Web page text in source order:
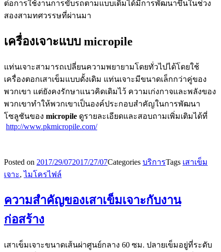
ต่อการใช้งานการขับรถตามแบบเดิมได้มีการพัฒนาขึ้นในช่วง
สองสามทศวรรษที่ผ่านมา
เครื่องเจาะแบบ micropile
แท่นเจาะสามารถเปลี่ยนความพยายามโดยทั่วไปได้โดยใช้
เครื่องตอกเสาเข็มแบบดั้งเดิม แท่นเจาะมีขนาดเล็กกว่าคู่ของ
พวกเขา แต่ยังคงรักษาแนวคิดเดิมไว้ ความเก่งกาจและพลังของ
พวกเขาทำให้พวกเขาเป็นองค์ประกอบสำคัญในการพัฒนา
โซลูชันของ micropile ดูรายละเอียดและสอบถามเพิ่มเติมได้ที่
http://www.pkmicropile.com/
Posted on 2017/29/072017/27/07Categories บริการTags เสาเข็ม
เจาะ,ไมโครไฟล์
ความสำคัญของเสาเข็มเจาะกับงาน
ก่อสร้าง
เสาเข็มเจาะขนาดเส้นผ่าศูนย์กลาง 60 ซม. ปลายเข็มอยู่ที่ระดับ